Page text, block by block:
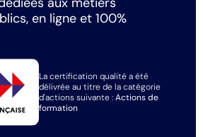
en ligne et 100%
La certification qualité a été
délivrée au titre de la catégorie
d'actions suivante :Actions de
formation